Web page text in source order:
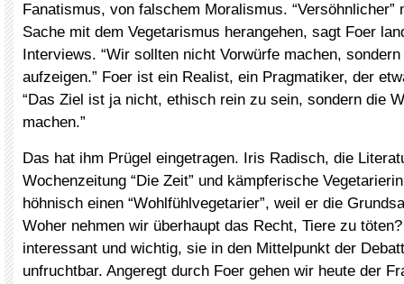
Fanatismus, von falschem Moralismus. “Versöhnlicher”
Sache mit dem Vegetarismus herangehen, sagt Foer
Interviews. “Wir sollten nicht Vorwürfe machen,
aufzeigen.” Foer ist ein Realist, ein Pragmatiker, der
“Das Ziel ist ja nicht, ethisch rein zu sein, sondern die
machen.”
Das hat ihm Prügel eingetragen. Iris Radisch, die
Wochenzeitung “Die Zeit” und kämpferische
höhnisch einen “Wohlfühlvegetarier”, weil er die
Woher nehmen wir überhaupt das Recht, Tiere zu
interessant und wichtig, sie in den Mittelpunkt der
unfruchtbar. Angeregt durch Foer gehen wir heute der